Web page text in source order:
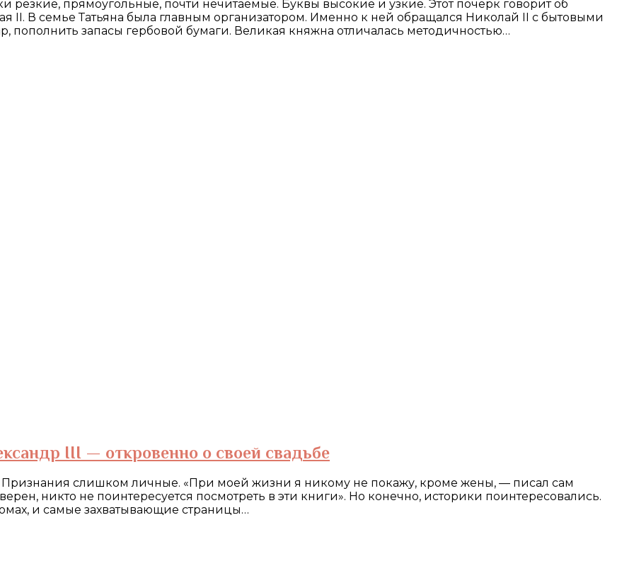
резкие, прямоугольные, почти нечитаемые. Буквы высокие и узкие. Этот почерк говорит об
II. В семье Татьяна была главным организатором. Именно к ней обращался Николай II с бытовыми
пополнить запасы гербовой бумаги. Великая княжна отличалась методичностью…
III — откровенно о своей свадьбе
Признания слишком личные. «При моей жизни я никому не покажу, кроме жены, — писал сам
никто не поинтересуется посмотреть в эти книги». Но конечно, историки поинтересовались.
и самые захватывающие страницы…